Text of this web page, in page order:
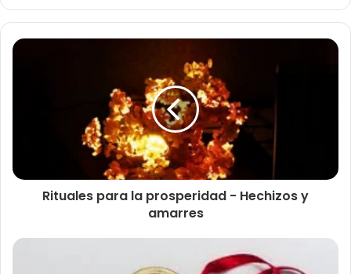
Rituales para la prosperidad - Hechizos y
amarres